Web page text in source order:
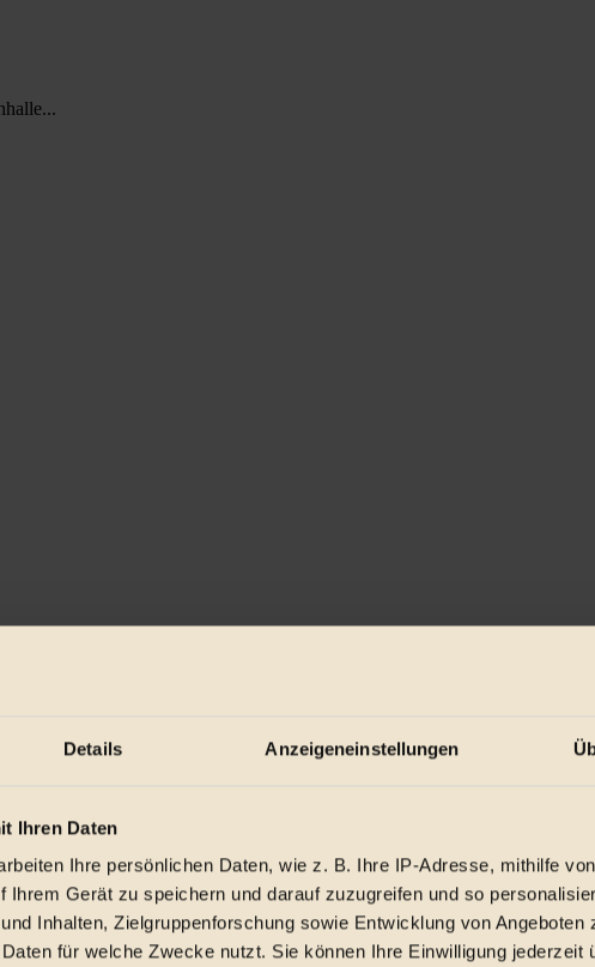
Details Anzeigeneinstellungen
Ihren Daten
Ihre persönlichen Daten, wie z. B. Ihre IP-Adresse, mithilfe
Ihrem Gerät zu speichern und darauf zuzugreifen und so
Inhalten, Zielgruppenforschung sowie Entwicklung von Angeboten
für welche Zwecke nutzt. Sie können Ihre Einwilligung jederzeit
allein über Aufstieg honoriert, heute wird immer ö...